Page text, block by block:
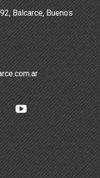
Balcarce, Buenos